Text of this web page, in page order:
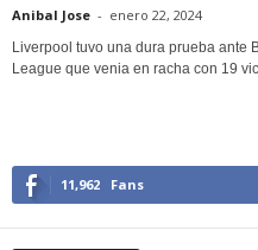
Anibal Jose - enero 22, 2024
Liverpool tuvo una dura prueba ante
League que venia en racha con 19
11,962 Fans